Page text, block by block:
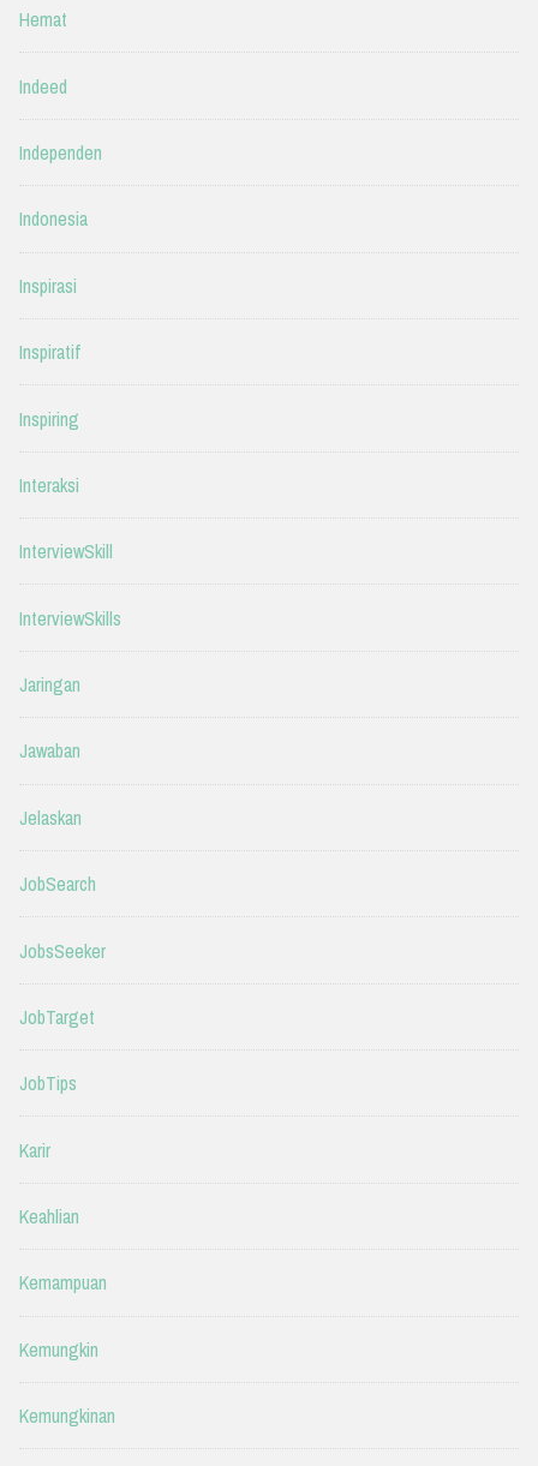
Hemat
Indeed
Independen
Indonesia
Inspirasi
Inspiratif
Inspiring
Interaksi
InterviewSkill
InterviewSkills
Jaringan
Jawaban
Jelaskan
JobSearch
JobsSeeker
JobTarget
JobTips
Karir
Keahlian
Kemampuan
Kemungkin
Kemungkinan